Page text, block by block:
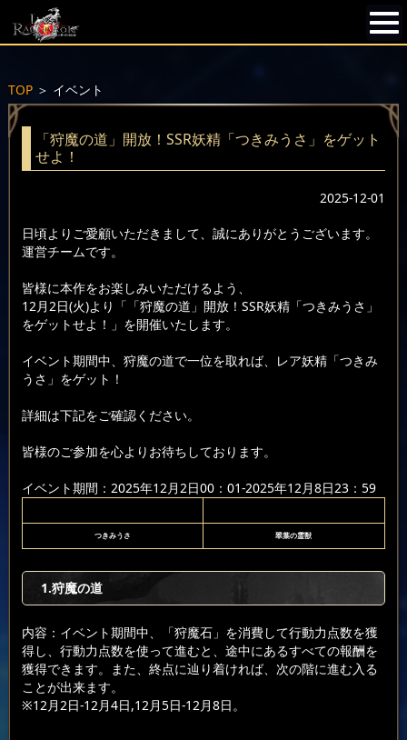
TOP＞ イベント
「狩魔の道」開放！SSR妖精「つきみうさ」をゲット
せよ！
2025-12-01
日頃よりご愛顧いただきまして、誠にありがとうございます。
運営チームです。
皆様に本作をお楽しみいただけるよう、
12月2日(火)より「「狩魔の道」開放！SSR妖精「つきみうさ」
をゲットせよ！」を開催いたします。
イベント期間中、狩魔の道で一位を取れば、レア妖精「つきみ
うさ」をゲット！
詳細は下記をご確認ください。
皆様のご参加を心よりお待ちしております。
イベント期間：2025年12月2日00：01-2025年12月8日23：59
つきみうさ 翠葉の霊獣
1.狩魔の道
内容：イベント期間中、「狩魔石」を消費して行動力点数を獲
得し、行動力点数を使って進むと、途中にあるすべての報酬を
獲得できます。また、終点に辿り着ければ、次の階に進む入る
ことが出来ます。
※12月2日-12月4日,12月5日-12月8日。